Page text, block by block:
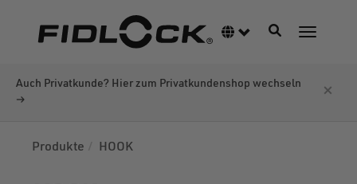
Sprachumschalter
Navigation
Auch Privatkunde? Hier zum Privatkundenshop wechseln
→
×
Produkte HOOK